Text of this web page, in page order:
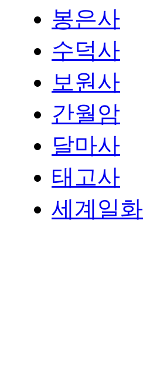
봉은사
수덕사
보원사
간월암
달마사
태고사
세계일화